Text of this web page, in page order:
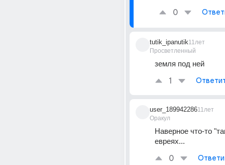
0
tutik_ipanutik
Просветленный
11лет
земля под ней
1
user_189942286
Оракул
11лет
Наверное что-то
евреях...
0